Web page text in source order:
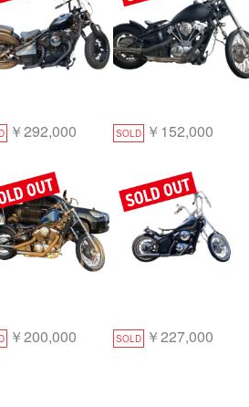
￥292,000 SOLD ￥152,000
￥200,000 SOLD ￥227,000